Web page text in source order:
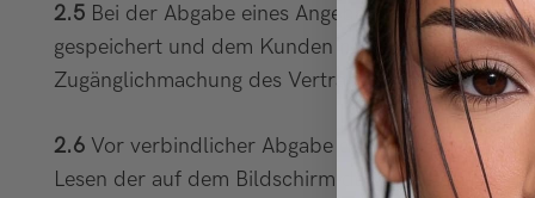
2.5 Bei der Abgabe eines Angebots über das
gespeichert und dem Kunden nach Absendung
Zugänglichmachung des Vertragstextes durch
2.6 Vor verbindlicher Abgabe der Bestellung
Lesen der auf dem Bildschirm dargestellten